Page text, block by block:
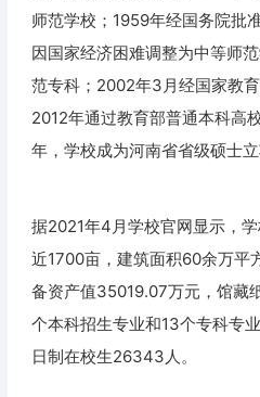
师范学校；1959年经国务院批
因国家经济困难调整为中等师
范专科；2002年3月经国家教
2012年通过教育部普通本科高
年，学校成为河南省省级硕士立
据2021年4月学校官网显示，
近1700亩，建筑面积60余万平
备资产值35019.07万元，馆藏
个本科招生专业和13个专科专
日制在校生26343人。